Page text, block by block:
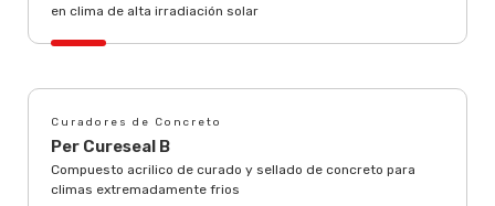
en clima de alta irradiación solar
Curadores de Concreto
Per Cureseal B
Compuesto acrilico de curado y sellado de concreto para
climas extremadamente frios